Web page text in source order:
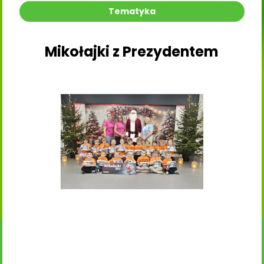
Tematyka
Mikołajki z Prezydentem